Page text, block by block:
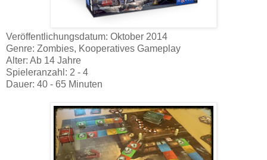
Veröffentlichungsdatum: Oktober 2014
Genre: Zombies, Kooperatives Gameplay
Alter: Ab 14 Jahre
Spieleranzahl: 2 - 4
Dauer: 40 - 65 Minuten